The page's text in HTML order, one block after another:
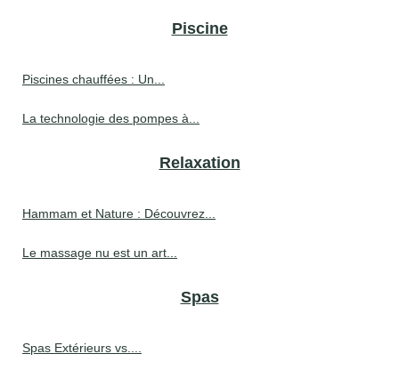
Piscine
Piscines chauffées : Un...
La technologie des pompes à...
Relaxation
Hammam et Nature : Découvrez...
Le massage nu est un art...
Spas
Spas Extérieurs vs....